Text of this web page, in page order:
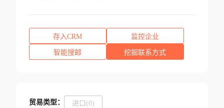
存入CRM 监控企业
智能搜邮 挖掘联系方式
贸易类型： 进口(0)